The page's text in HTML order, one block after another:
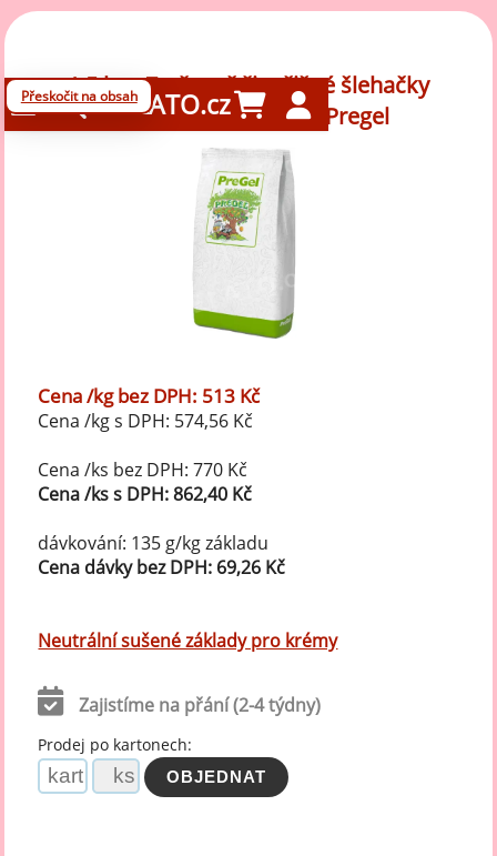
Přeskočit na obsahGELATO.cz
1,5 kg - Ztužovač živočišné šlehačky
Neutral CHARLOTTE, Pregel
Cena /kg bez DPH: 513 Kč
Cena /kg s DPH: 574,56 Kč
Cena /ks bez DPH: 770 Kč
Cena /ks s DPH: 862,40 Kč
dávkování: 135 g/kg základu
Cena dávky bez DPH: 69,26 Kč
Neutrální sušené základy pro krémy
Zajistíme na přání (2-4 týdny)
Prodej po kartonech: